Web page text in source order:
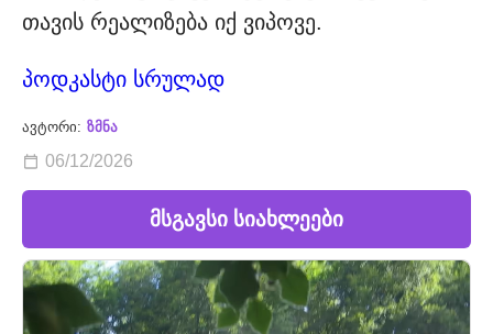
თავის რეალიზება იქ ვიპოვე.
პოდკასტი სრულად
ავტორი: ზმნა
06/12/2026
მსგავსი სიახლეები